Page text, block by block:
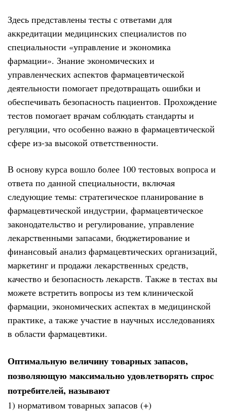
Здесь представлены тесты с ответами для
аккредитации медицинских специалистов по
специальности «управление и экономика
фармации». Знание экономических и
управленческих аспектов фармацевтической
деятельности помогает предотвращать ошибки и
обеспечивать безопасность пациентов. Прохождение
тестов помогает врачам соблюдать стандарты и
регуляции, что особенно важно в фармацевтической
сфере из-за высокой ответственности.
В основу курса вошло более 100 тестовых вопроса и
ответа по данной специальности, включая
следующие темы: стратегическое планирование в
фармацевтической индустрии, фармацевтическое
законодательство и регулирование, управление
лекарственными запасами, бюджетирование и
финансовый анализ фармацевтических организаций,
маркетинг и продажи лекарственных средств,
качество и безопасность лекарств. Также в тестах вы
можете встретить вопросы из тем клинической
фармации, экономических аспектах в медицинской
практике, а также участие в научных исследованиях
в области фармацевтики.
Оптимальную величину товарных запасов,
позволяющую максимально удовлетворять спрос
потребителей, называют
1) нормативом товарных запасов (+)